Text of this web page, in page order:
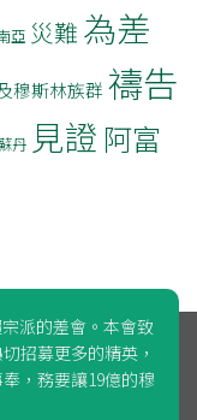
亞 災難 為差
穆斯林族群 禱告
丹 見證 阿富
派的差會。本會致
招募更多的精英，
，務要讓19億的穆